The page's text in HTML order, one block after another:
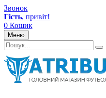
Звонок
Гість, привіт!
0 Кошик
Меню